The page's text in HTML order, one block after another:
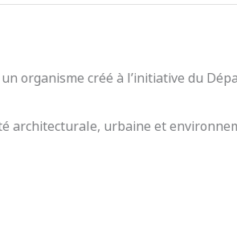
organisme créé à l’initiative du
architecturale, urbaine et